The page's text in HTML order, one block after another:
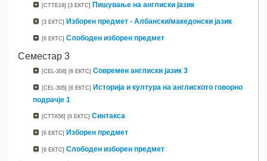
[CTTE18] [3 ЕКТС] Пишување на англиски јазик
[3 ЕКТС] Изборен предмет - Албански/македонски јазик
[6 ЕКТС] Слободен изборен предмет
Семестар 3
[CEL-304] [6 ЕКТС] Современ англиски јазик 3
[CEL-305] [6 ЕКТС]
Историја и култура на англиското говорно
подрачје 1
[CTTA56] [6 ЕКТС] Синтакса
[6 ЕКТС] Изборен предмет
[6 ЕКТС] Слободен изборен предмет